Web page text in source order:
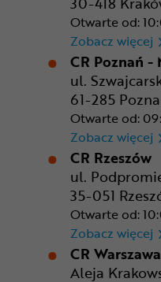
Otwarte od:
Zobacz więcej
CR Poznań -
ul.
61-285
Otwarte od:
Zobacz więcej
CR Rzeszów
ul.
35-051
Otwarte od:
Zobacz więcej
CR
Aleja